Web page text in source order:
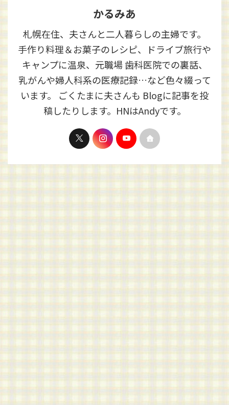
かるみあ
札幌在住、夫さんと二人暮らしの主婦です。
手作り料理＆お菓子のレシピ、ドライブ旅行や
キャンプに温泉、元職場 歯科医院での裏話、
乳がんや婦人科系の医療記録…など色々綴って
います。 ごくたまに夫さんも Blogに記事を投
稿したりします。HNはAndyです。